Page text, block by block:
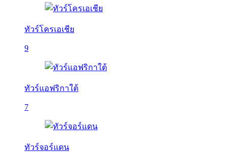
ทัวร์โครเอเชีย
9
ทัวร์แอฟริกาใต้
7
ทัวร์จอร์แดน